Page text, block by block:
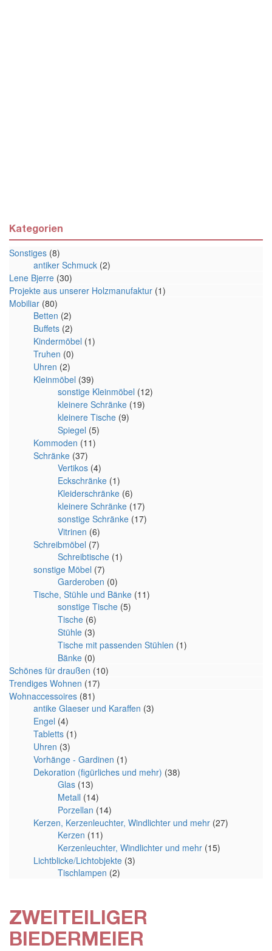
Kategorien
Sonstiges (8)
antiker Schmuck (2)
Lene Bjerre (30)
Projekte aus unserer Holzmanufaktur (1)
Mobiliar (80)
Betten (2)
Buffets (2)
Kindermöbel (1)
Truhen (0)
Uhren (2)
Kleinmöbel (39)
sonstige Kleinmöbel (12)
kleinere Schränke (19)
kleinere Tische (9)
Spiegel (5)
Kommoden (11)
Schränke (37)
Vertikos (4)
Eckschränke (1)
Kleiderschränke (6)
kleinere Schränke (17)
sonstige Schränke (17)
Vitrinen (6)
Schreibmöbel (7)
Schreibtische (1)
sonstige Möbel (7)
Garderoben (0)
Tische, Stühle und Bänke (11)
sonstige Tische (5)
Tische (6)
Stühle (3)
Tische mit passenden Stühlen (1)
Bänke (0)
Schönes für draußen (10)
Trendiges Wohnen (17)
Wohnaccessoires (81)
antike Glaeser und Karaffen (3)
Engel (4)
Tabletts (1)
Uhren (3)
Vorhänge - Gardinen (1)
Dekoration (figürliches und mehr) (38)
Glas (13)
Metall (14)
Porzellan (14)
Kerzen, Kerzenleuchter, Windlichter und mehr (27)
Kerzen (11)
Kerzenleuchter, Windlichter und mehr (15)
Lichtblicke/Lichtobjekte (3)
Tischlampen (2)
ZWEITEILIGER
BIEDERMEIER